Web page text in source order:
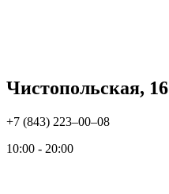
Чистопольская, 16
+7 (843) 223‒00‒08
10:00 - 20:00